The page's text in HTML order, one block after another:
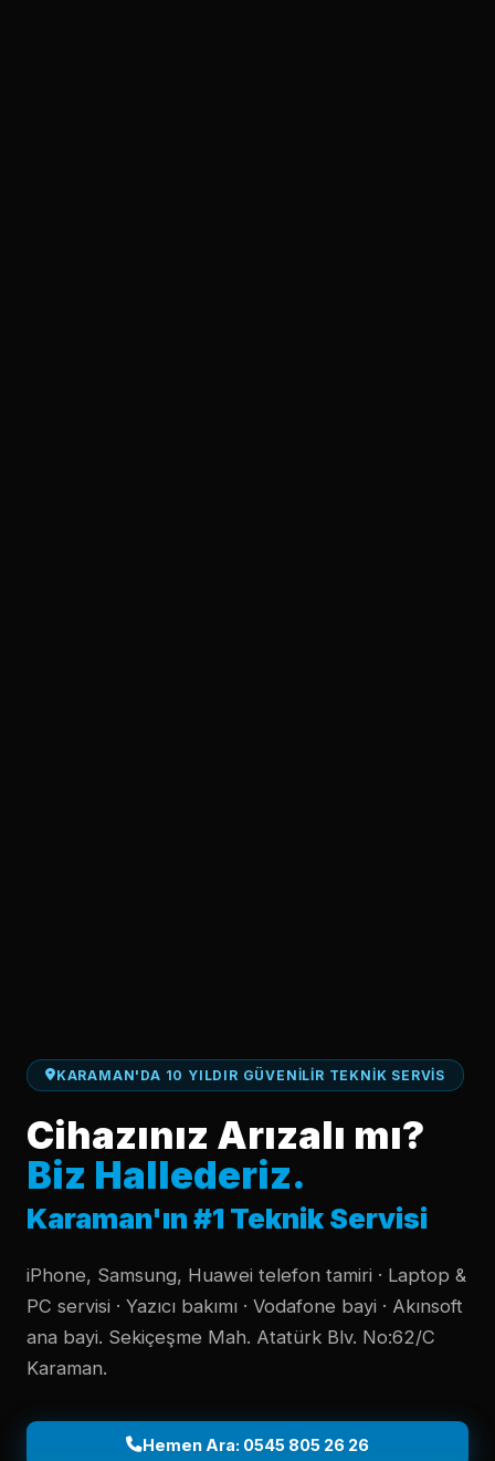
KARAMAN'DA 10 YILDIR GÜVENILIR TEKNIK SERVIS
Cihazınız Arızalı mı?
Biz Hallederiz.
Karaman'ın #1 Teknik Servisi
iPhone, Samsung, Huawei telefon tamiri · Laptop &
PC servisi · Yazıcı bakımı · Vodafone bayi · Akınsoft
ana bayi. Sekiçeşme Mah. Atatürk Blv. No:62/C
Karaman.
Hemen Ara: 0545 805 26 26